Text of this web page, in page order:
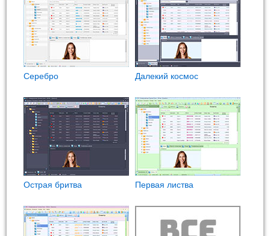
Cеребро Далекий космос
Острая бритва Первая листва